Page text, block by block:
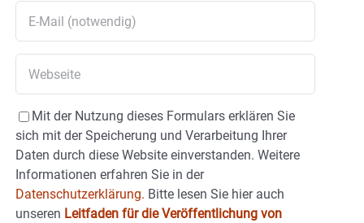
Mit der Nutzung dieses Formulars erklären Sie
sich mit der Speicherung und Verarbeitung Ihrer
Daten durch diese Website einverstanden. Weitere
Informationen erfahren Sie in der
Datenschutzerklärung. Bitte lesen Sie hier auch
unseren Leitfaden für die Veröffentlichung von